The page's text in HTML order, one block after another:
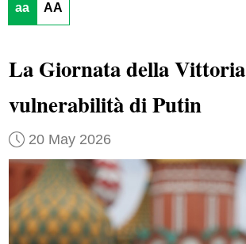
aa AA
La Giornata della Vittoria
vulnerabilità di Putin
20 May 2026